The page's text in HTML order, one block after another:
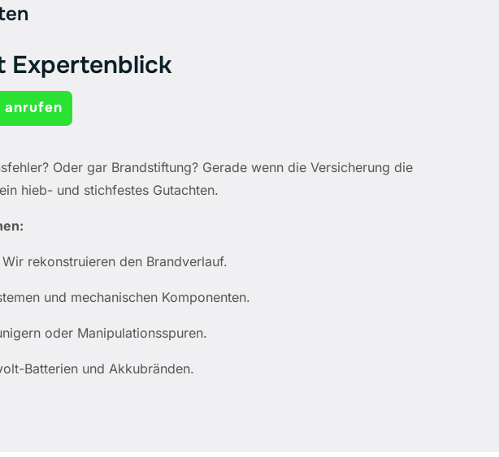
Expertenblick
Oder gar Brandstiftung? Gerade wenn die Versicherung die
hieb- und stichfestes Gutachten.
rekonstruieren den Brandverlauf.
und mechanischen Komponenten.
oder Manipulationsspuren.
Batterien und Akkubränden.